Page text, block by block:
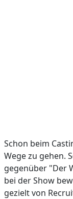
Schon beim
Wege zu gehen.
gegenüber "Der
bei der Show
gezielt von